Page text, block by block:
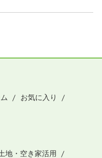
お気に入り
地・空き家活用